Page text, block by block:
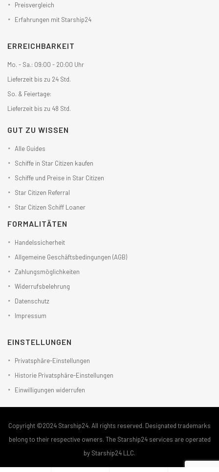
Preisvergleich
Erfahrungen mit Starship24
ERREICHBARKEIT
Mo. - Sa.: 09:00 - 20:00 Uhr
Lieferzeit bis zu 24 Std.
So. & Feiertage:
Lieferzeit bis zu 48 Std.
GUT ZU WISSEN
Alle Guides
Schiffe in Star Citizen kaufen
Schiffe und Preise in Star Citizen
Star Citizen Referral
Star Citizen Schiff Loaner
FORMALITÄTEN
Handelssicherheit
Allgemeine Geschäftsbedingungen (AGB)
Zahlungsmöglichkeiten
Widerrufsbelehrung
Datenschutz
Impressum
EINSTELLUNGEN
Privatsphäre-Einstellungen
Historie Privatsphäre-Einstellungen
Einwilligungen widerrufen
Copyright ©2024 Starship24. All rights reserved. Designated trademarks
belong to their respective owners. The Starship24 services are operated
by Starship24 LLC.